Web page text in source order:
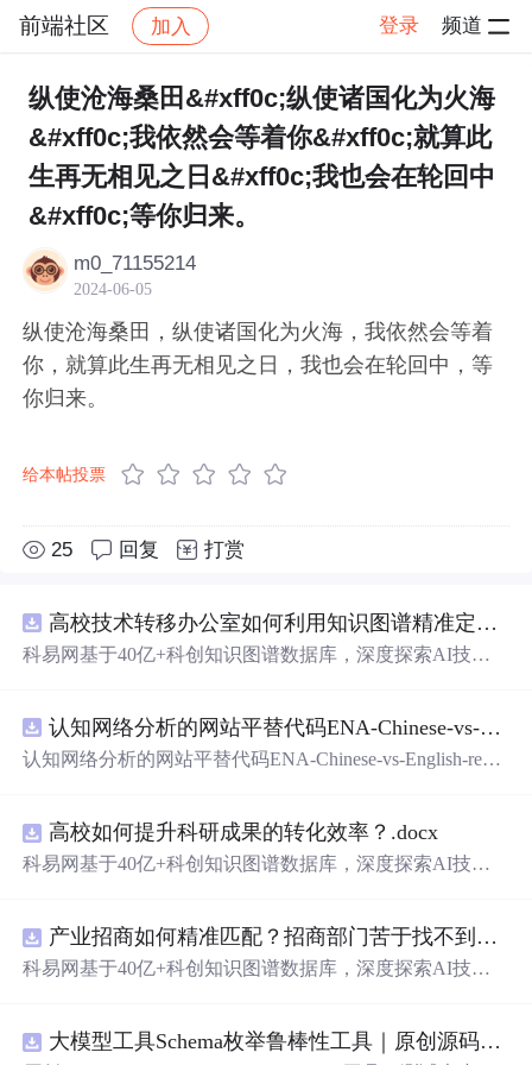
前端社区 加入 登录 频道
社区 前端社区 感慨 帖子详情
纵使沧海桑田&#xff0c;纵使诸国化为火海
&#xff0c;我依然会等着你&#xff0c;就算此
生再无相见之日&#xff0c;我也会在轮回中
&#xff0c;等你归来。
m0_71155214
2024-06-05
纵使沧海桑田，纵使诸国化为火海，我依然会等着
你，就算此生再无相见之日，我也会在轮回中，等
你归来。
给本帖投票
25 回复 打赏
高校技术转移办公室如何利用知识图谱精准定位产业需求与技术适配点？.docx
科易网基于40亿+科创知识图谱数据库，深度探索AI技术
新领域的AI+数智化解决方案，推动科技创新与产业创新
智能化发展。
认知网络分析的网站平替代码ENA-Chinese-vs-English-reproducible.zip
认知网络分析的网站平替代码ENA-Chinese-vs-English-repro
高校如何提升科研成果的转化效率？.docx
科易网基于40亿+科创知识图谱数据库，深度探索AI技术
新领域的AI+数智化解决方案，推动科技创新与产业创新
智能化发展。
产业招商如何精准匹配？招商部门苦于找不到符合产业链补链强链方向的目标企业怎么办？.docx
科易网基于40亿+科创知识图谱数据库，深度探索AI技术
新领域的AI+数智化解决方案，推动科技创新与产业创新大模型工具Schema枚举鲁棒性工具｜原创源码+测试+离线报告